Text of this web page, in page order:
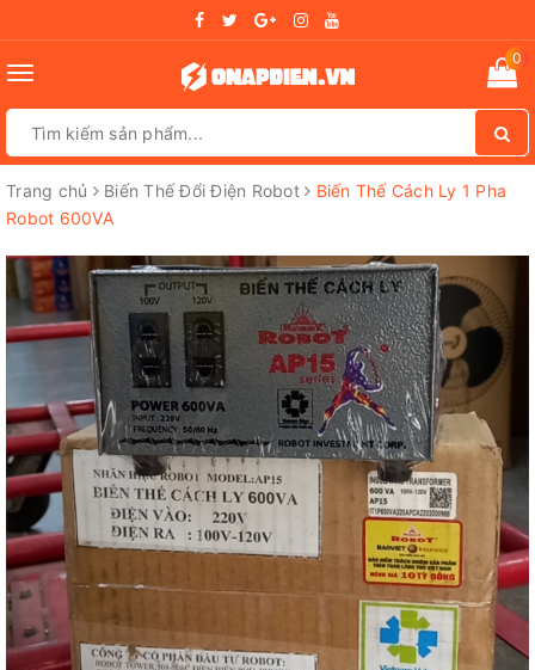
Toggle
0
Trang chủ Biến Thế Đổi Điện Robot
Biến Thế Cách Ly 1 Pha
Robot 600VA